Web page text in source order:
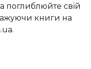
поглиблюйте свій
книги на